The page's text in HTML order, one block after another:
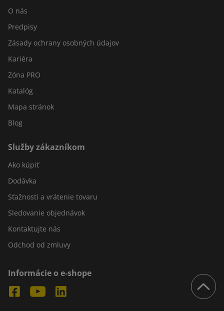
O nás
Predpisy
Zásady ochrany osobných údajov
Kariéra
Zóna PRO
Katalóg
Mapa stránok
Blog
Služby zákazníkom
Ako kúpiť
Dodávka
Sťažnosti a vrátenie tovaru
Sledovanie objednávok
Kontaktujte nás
Odchod od zmluvy
Informácie o e-shope